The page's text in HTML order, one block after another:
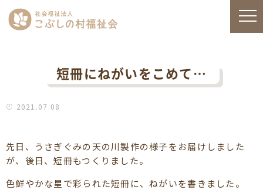
短冊にねがいをこめて…
2021.07.08
先日、うさぎぐみの天の川製作の様子をお届けしました
が、後日、短冊もつくりました。
色鮮やかな星で彩られた短冊に、ねがいを書きました。